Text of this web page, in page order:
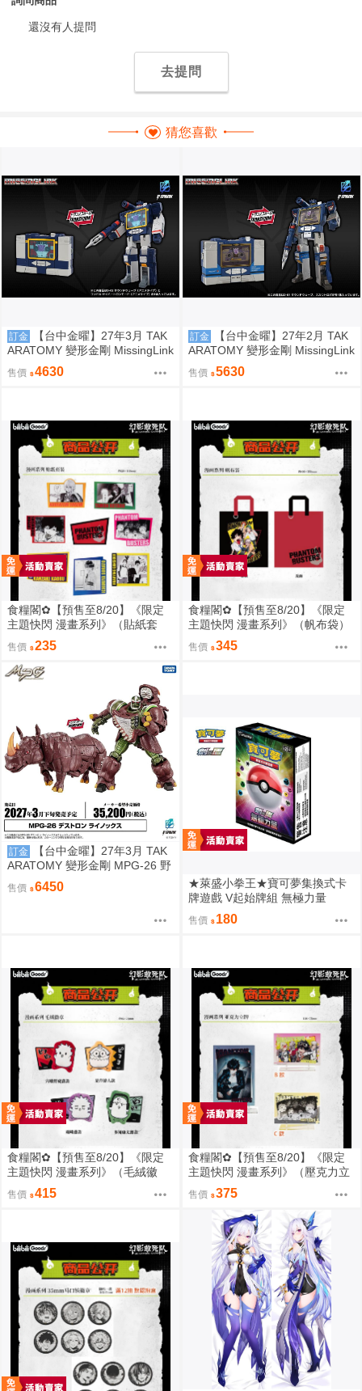
還沒有人提問
去提問
猜您喜歡
訂金
【台中金曜】27年3月 TAK
ARATOMY 變形金剛 MissingLink
D02 音波 聲波 動畫色 0828
售價 4630
訂金
【台中金曜】27年2月 TAK
ARATOMY 變形金剛 MissingLink
D01 音波 聲波 玩具色 0828
售價 5630
食糧閣✿【預售至8/20】《限定
主題快閃 漫畫系列》（貼紙套
裝）惡靈剋星／幻影敢死隊／主
題快閃／宍喰野虎落／是岸遊人
／觀崎薰／多聞康太郎／壹宮昊
售價 235
食糧閣✿【預售至8/20】《限定
主題快閃 漫畫系列》（帆布袋）
惡靈剋星／幻影敢死隊／主題快
閃／宍喰野虎落／是岸遊人／觀
售價 345
訂金
【台中金曜】27年3月 TAK
ARATOMY 變形金剛 MPG-26 野
獸戰爭 掠奪金剛 黑化 犀牛 0828
售價 6450
★萊盛小拳王★寶可夢集換式卡
牌遊戲 V起始牌組 無極力量
售價 180
食糧閣✿【預售至8/20】《限定
主題快閃 漫畫系列》（毛絨徽
章）惡靈剋星／幻影敢死隊／主
題快閃／宍喰野虎落／是岸遊人
售價 415
食糧閣✿【預售至8/20】《限定
主題快閃 漫畫系列》（壓克力立
牌）惡靈剋星／幻影敢死隊／主
題快閃／宍喰野虎落／是岸遊人
／觀崎薰／多聞康太郎／壹宮昊
售價 375